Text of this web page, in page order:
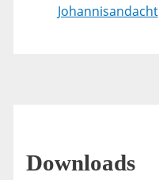
Johannisandacht
Downloads